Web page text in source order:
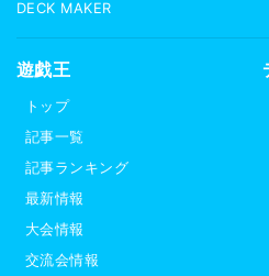
DECK MAKER
遊戯王
トップ
記事一覧
記事ランキング
最新情報
大会情報
交流会情報